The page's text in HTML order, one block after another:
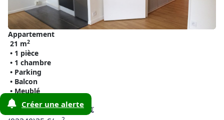
Appartement
21 m2
• 1 pièce
• 1 chambre
• Parking
• Balcon
• Meublé
Bourg-la-reine750 €
Créer une alerte